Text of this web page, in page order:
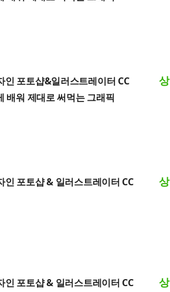
인 포토샵&일러스트레이터 CC
배워 제대로 써먹는 그래픽
상
인 포토샵 & 일러스트레이터 CC 상
인 포토샵 & 일러스트레이터 CC 상